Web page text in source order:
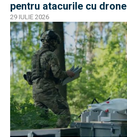
pentru atacurile cu drone
29 IULIE 2026